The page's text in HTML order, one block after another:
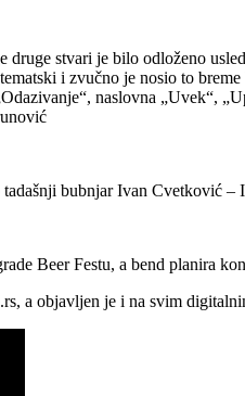
stvari je bilo odloženo
i zvučno je nosio to
naslovna „Uvek“,
bubnjar Ivan Cvetković
Beer Festu, a bend planira
a objavljen je i na svim